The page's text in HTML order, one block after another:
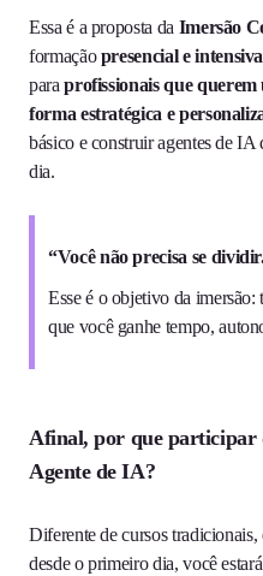
Essa é a proposta da Imersão
formaçãopresencial e
paraprofissionais que
forma estratégica e
básico e construir agentes de
dia.
“Você não precisa se
Esse é o objetivo da
que você ganhe tempo,
Afinal, por que participar
Agente de IA?
Diferente de cursos tradicionais,
desde o primeiro dia, você